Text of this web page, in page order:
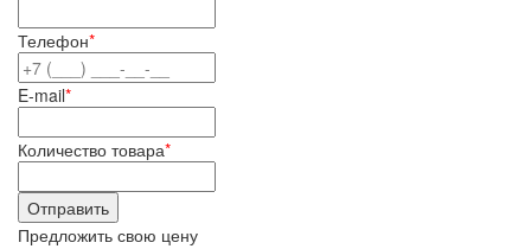
Телефон*
E-mail*
Количество товара*
Предложить свою цену